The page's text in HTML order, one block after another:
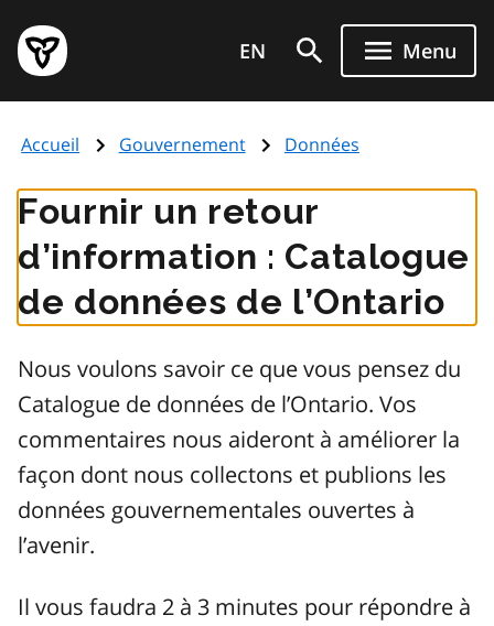
au
contenu
principal
Page
d'accueil
de
EN Menu
Accueil Gouvernement Données
Fournir un retour
d’information : Catalogue
de données de l’Ontario
Nous voulons savoir ce que vous pensez du
Catalogue de données de l’Ontario. Vos
commentaires nous aideront à améliorer la
façon dont nous collectons et publions les
données gouvernementales ouvertes à
l’avenir.
Il vous faudra 2 à 3 minutes pour répondre à